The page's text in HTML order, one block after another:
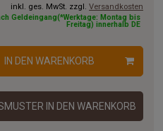
inkl. ges. MwSt. zzgl. Versandkosten
Geldeingang(*Werktage: Montag bis
Freitag) innerhalb DE
IN DEN WARENKORB
IN DEN WARENKORB